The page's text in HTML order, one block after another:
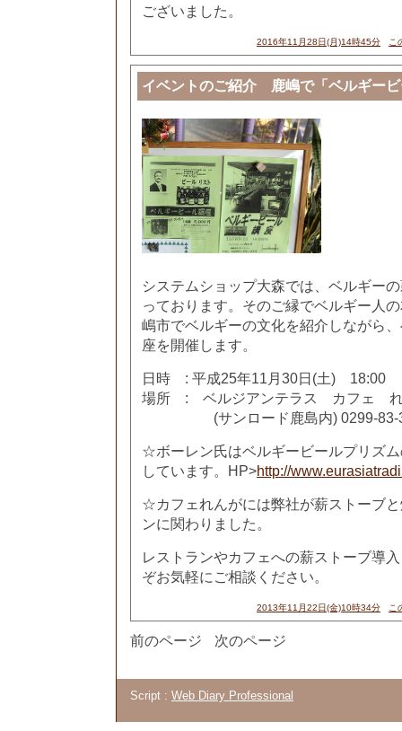
ございました。
2016年11月28日(月)14時45分 こ
イベントのご紹介 鹿嶋で「ベルギー
システムショップ大森では、ベルギー
っております。そのご縁でベルギー人
嶋市でベルギーの文化を紹介しながら
座を開催します。
日時 : 平成25年11月30日(土) 18:00
場所 : ベルジアンテラス カフェ
(サンロード鹿島内) 0299-83-
☆ボーレン氏はベルギービールプリズ
しています。HP>http://
☆カフェれんがには弊社が薪ストーブ
ンに関わりました。
レストランやカフェへの薪ストーブ導
ぞお気軽にご相談ください。
2013年11月22日(金)10時34分 こ
前のページ 次のページ
Script : Web Diary Professional